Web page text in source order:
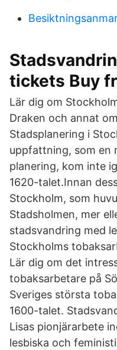
tickets Buy
Lär dig om
Draken och annat
Stadsplanering i
uppfattning, som en
planering, kom inte
1620-talet.Innan
Stockholm, som
Stadsholmen, mer
stadsvandring med
Stockholms
Lär dig om det
tobaksarbetare på
Sveriges största
1600-talet.
Lisas pionjärarbete
lesbiska och